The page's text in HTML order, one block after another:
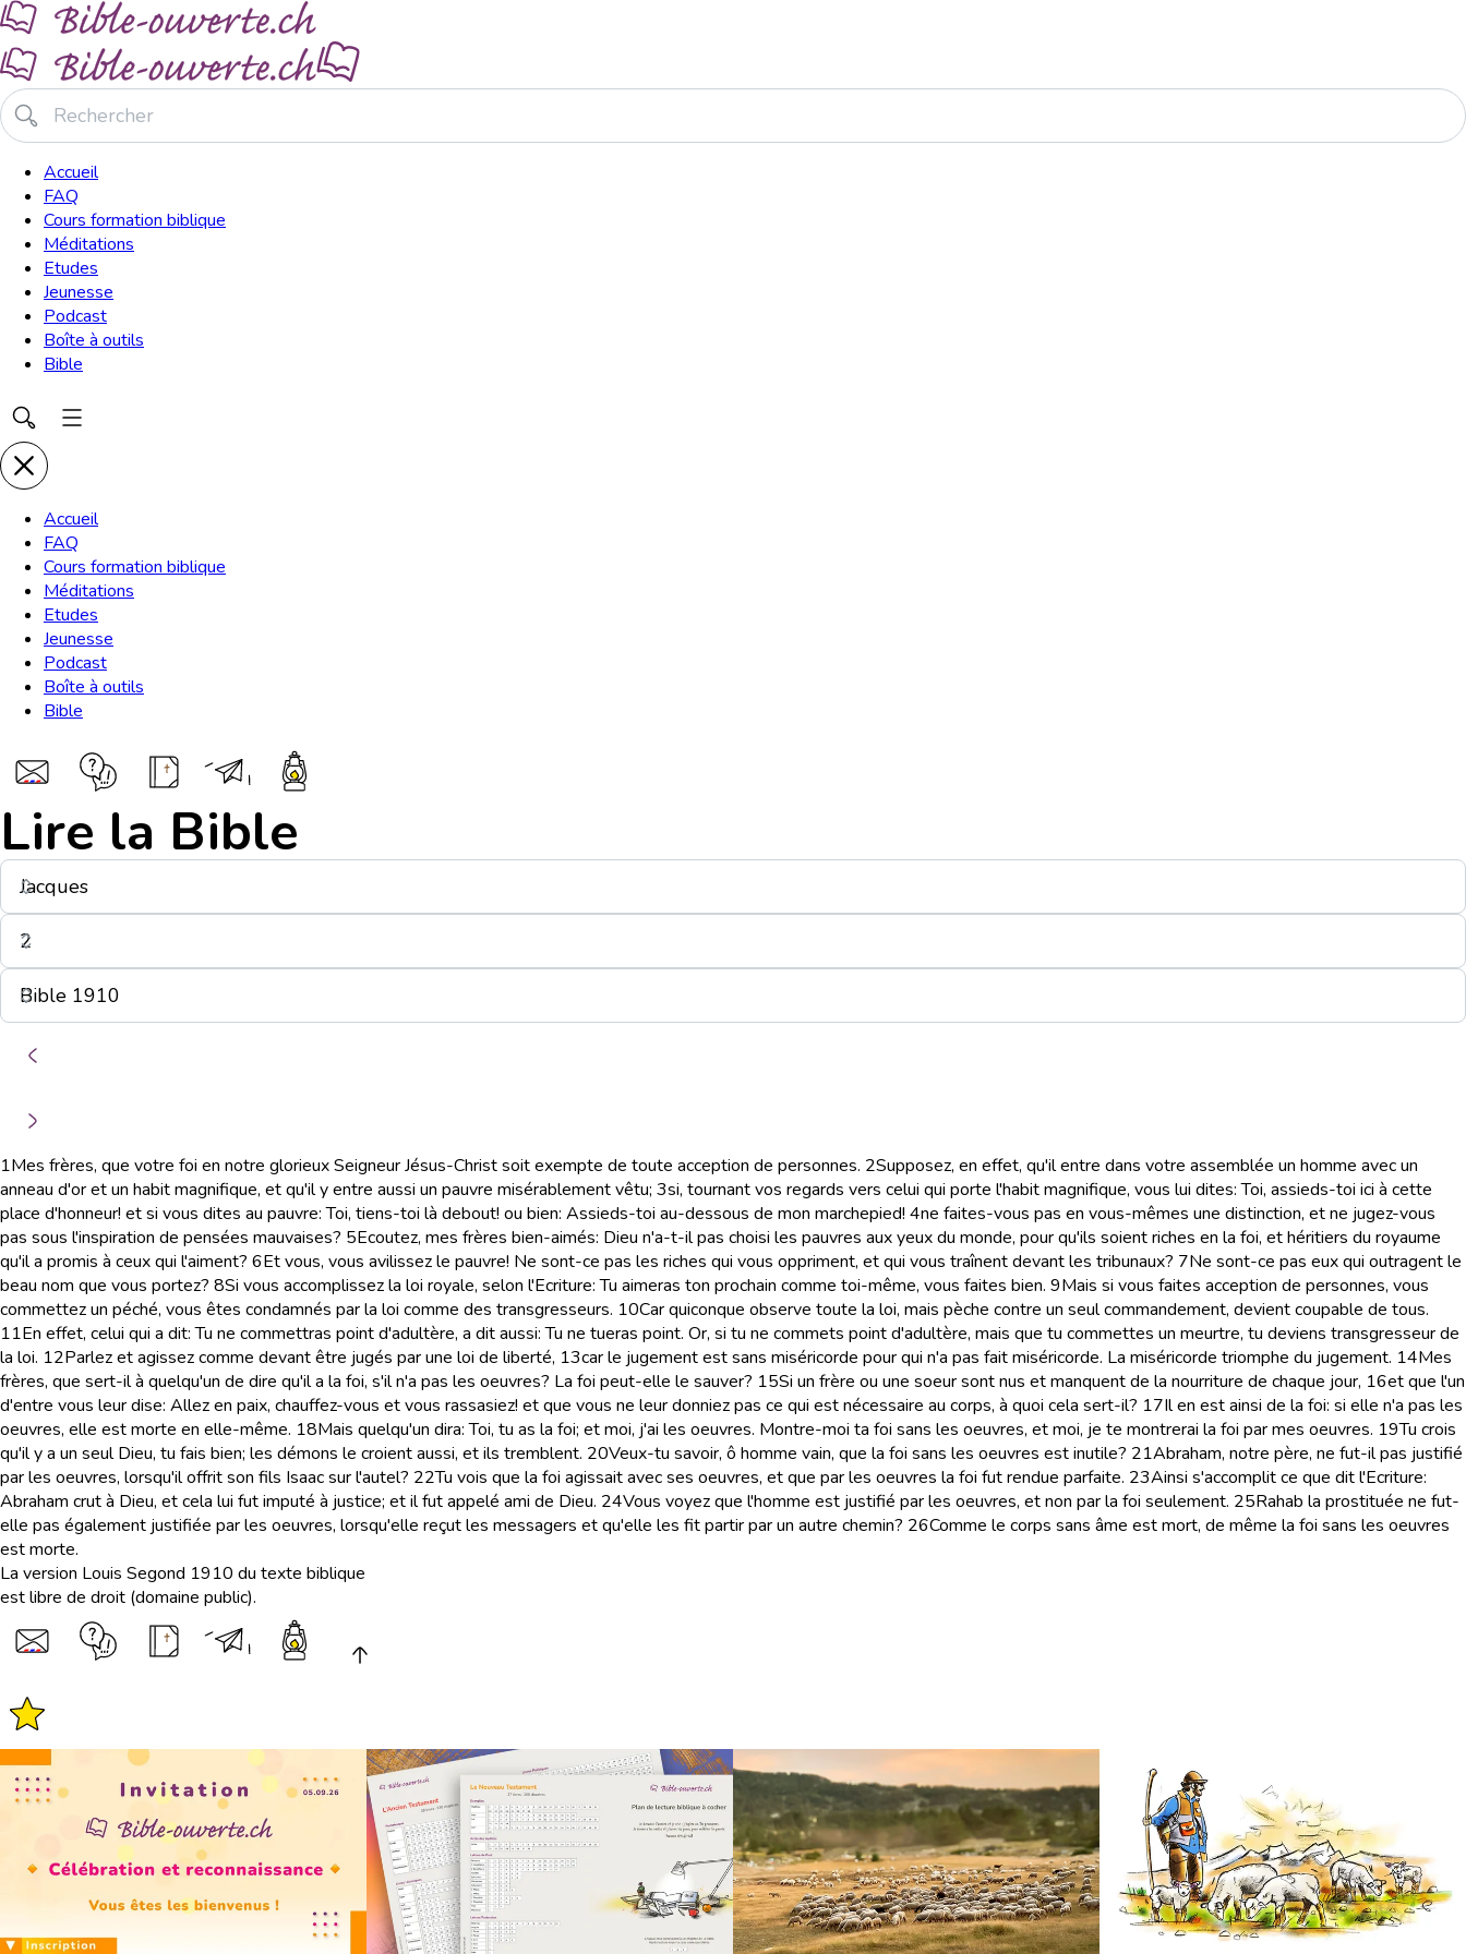
Accueil
FAQ
Cours formation biblique
Méditations
Etudes
Jeunesse
Podcast
Boîte à outils
Bible
Accueil
FAQ
Cours formation biblique
Méditations
Etudes
Jeunesse
Podcast
Boîte à outils
Bible
Lire la Bible
1Mes frères, que votre foi en notre glorieux Seigneur Jésus-Christ soit exempte de toute acception de personnes. 2Supposez, en effet, qu'il entre dans votre assemblée un homme avec un
anneau d'or et un habit magnifique, et qu'il y entre aussi un pauvre misérablement vêtu; 3si, tournant vos regards vers celui qui porte l'habit magnifique, vous lui dites: Toi, assieds-toi ici à cette
place d'honneur! et si vous dites au pauvre: Toi, tiens-toi là debout! ou bien: Assieds-toi au-dessous de mon marchepied! 4ne faites-vous pas en vous-mêmes une distinction, et ne jugez-vous
pas sous l'inspiration de pensées mauvaises? 5Ecoutez, mes frères bien-aimés: Dieu n'a-t-il pas choisi les pauvres aux yeux du monde, pour qu'ils soient riches en la foi, et héritiers du royaume
qu'il a promis à ceux qui l'aiment? 6Et vous, vous avilissez le pauvre! Ne sont-ce pas les riches qui vous oppriment, et qui vous traînent devant les tribunaux? 7Ne sont-ce pas eux qui outragent le
beau nom que vous portez? 8Si vous accomplissez la loi royale, selon l'Ecriture: Tu aimeras ton prochain comme toi-même, vous faites bien. 9Mais si vous faites acception de personnes, vous
commettez un péché, vous êtes condamnés par la loi comme des transgresseurs. 10Car quiconque observe toute la loi, mais pèche contre un seul commandement, devient coupable de tous.
11En effet, celui qui a dit: Tu ne commettras point d'adultère, a dit aussi: Tu ne tueras point. Or, si tu ne commets point d'adultère, mais que tu commettes un meurtre, tu deviens transgresseur de
la loi. 12Parlez et agissez comme devant être jugés par une loi de liberté, 13car le jugement est sans miséricorde pour qui n'a pas fait miséricorde. La miséricorde triomphe du jugement. 14Mes
frères, que sert-il à quelqu'un de dire qu'il a la foi, s'il n'a pas les oeuvres? La foi peut-elle le sauver? 15Si un frère ou une soeur sont nus et manquent de la nourriture de chaque jour, 16et que l'un
d'entre vous leur dise: Allez en paix, chauffez-vous et vous rassasiez! et que vous ne leur donniez pas ce qui est nécessaire au corps, à quoi cela sert-il? 17Il en est ainsi de la foi: si elle n'a pas les
oeuvres, elle est morte en elle-même. 18Mais quelqu'un dira: Toi, tu as la foi; et moi, j'ai les oeuvres. Montre-moi ta foi sans les oeuvres, et moi, je te montrerai la foi par mes oeuvres. 19Tu crois
qu'il y a un seul Dieu, tu fais bien; les démons le croient aussi, et ils tremblent. 20Veux-tu savoir, ô homme vain, que la foi sans les oeuvres est inutile? 21Abraham, notre père, ne fut-il pas justifié
par les oeuvres, lorsqu'il offrit son fils Isaac sur l'autel? 22Tu vois que la foi agissait avec ses oeuvres, et que par les oeuvres la foi fut rendue parfaite. 23Ainsi s'accomplit ce que dit l'Ecriture:
Abraham crut à Dieu, et cela lui fut imputé à justice; et il fut appelé ami de Dieu. 24Vous voyez que l'homme est justifié par les oeuvres, et non par la foi seulement. 25Rahab la prostituée ne fut-
elle pas également justifiée par les oeuvres, lorsqu'elle reçut les messagers et qu'elle les fit partir par un autre chemin? 26Comme le corps sans âme est mort, de même la foi sans les oeuvres
est morte.
La version Louis Segond 1910 du texte biblique
est libre de droit (domaine public).